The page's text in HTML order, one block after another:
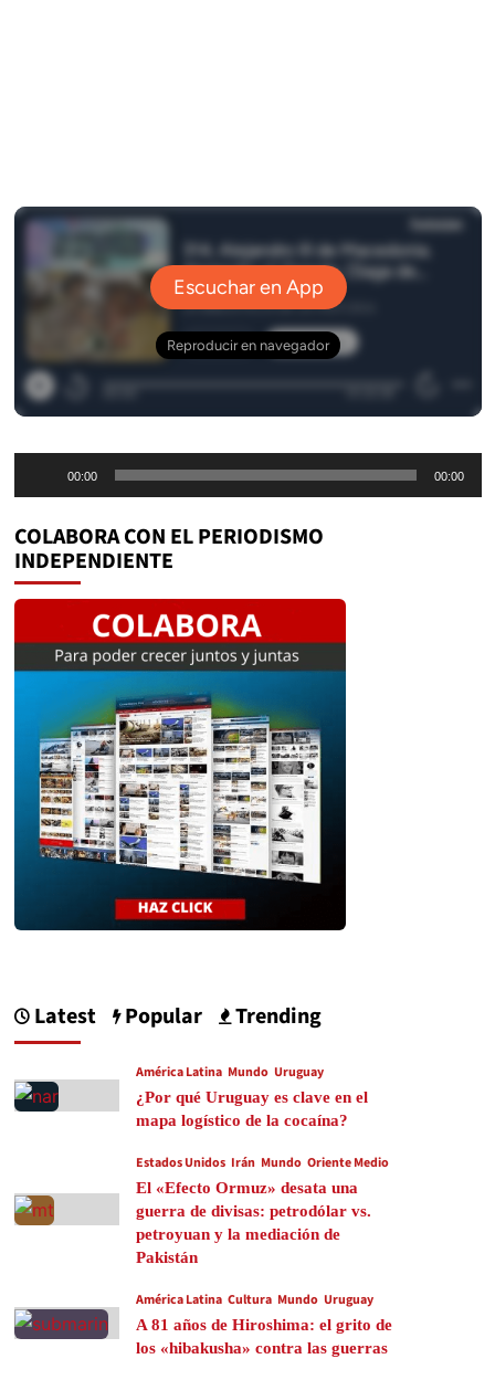
Reproductor
de
audio
00:00 00:00
COLABORA CON EL PERIODISMO
INDEPENDIENTE
Latest Popular Trending
América Latina Mundo Uruguay
¿Por qué Uruguay es clave en el
mapa logístico de la cocaína?
Estados Unidos Irán Mundo Oriente Medio
El «Efecto Ormuz» desata una
guerra de divisas: petrodólar vs.
petroyuan y la mediación de
Pakistán
América Latina Cultura Mundo Uruguay
A 81 años de Hiroshima: el grito de
los «hibakusha» contra las guerras